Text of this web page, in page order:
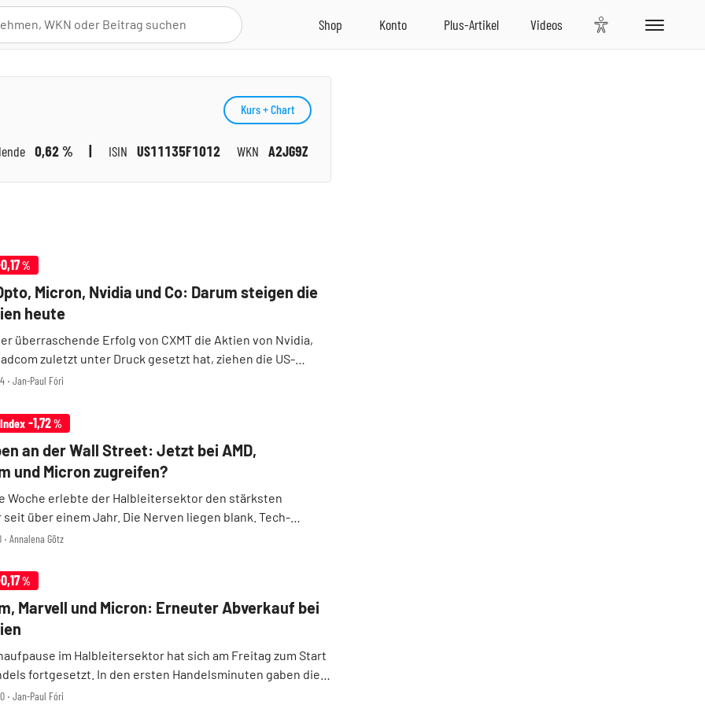
0,62 % ISIN US11135F1012 WKN A2JG9Z
Kurs + Chart
%
‧ Jan-Paul Fóri
Micron, Nvidia und Co: Darum steigen die
heute
überraschende Erfolg von CXMT die Aktien von Nvidia,
zuletzt unter Druck gesetzt hat, ziehen die US-
Dienstag vorbörslich deutlich an. Grund dafür ist ein
-1,72%
‧ Annalena Götz
an der Wall Street: Jetzt bei AMD,
und Micron zugreifen?
Woche erlebte der Halbleitersektor den stärksten
seit über einem Jahr. Die Nerven liegen blank. Tech-
sich jedoch einig: Die fundamentalen Treiber der KI-
%
‧ Jan-Paul Fóri
Marvell und Micron: Erneuter Abverkauf bei
im Halbleitersektor hat sich am Freitag zum Start
fortgesetzt. In den ersten Handelsminuten gaben die
Chipkonzerne Broadcom, Marvell und Micron erneut